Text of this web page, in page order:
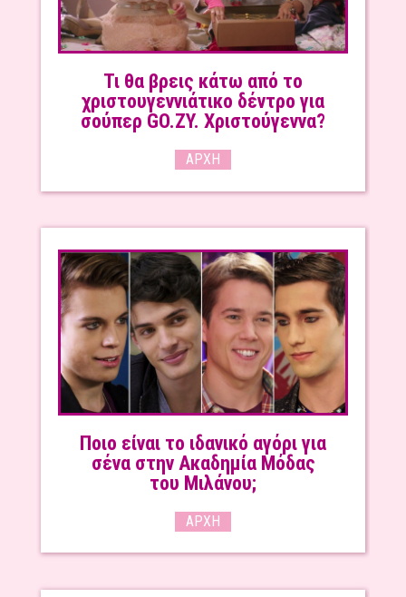
Τι θα βρεις κάτω από το
χριστουγεννιάτικο δέντρο για
σούπερ GO.ZY. Χριστούγεννα?
ΑΡΧΉ
Ποιο είναι το ιδανικό αγόρι για
σένα στην Ακαδημία Μόδας
του Μιλάνου;
ΑΡΧΉ